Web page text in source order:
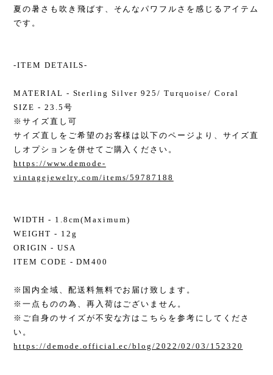
夏の暑さも吹き飛ばす、そんなパワフルさを感じるアイテム
です。
-ITEM DETAILS-
MATERIAL - Sterling Silver 925/ Turquoise/ Coral
SIZE - 23.5号
※サイズ直し可
サイズ直しをご希望のお客様は以下のページより、サイズ直
しオプションを併せてご購入ください。
https://www.demode-
vintagejewelry.com/items/59787188
WIDTH - 1.8cm(Maximum)
WEIGHT - 12g
ORIGIN - USA
ITEM CODE - DM400
※国内全域、配送料無料でお届け致します。
※一点ものの為、再入荷はございません。
※ご自身のサイズが不安な方はこちらを参考にしてくださ
い。
https://demode.official.ec/blog/2022/02/03/152320